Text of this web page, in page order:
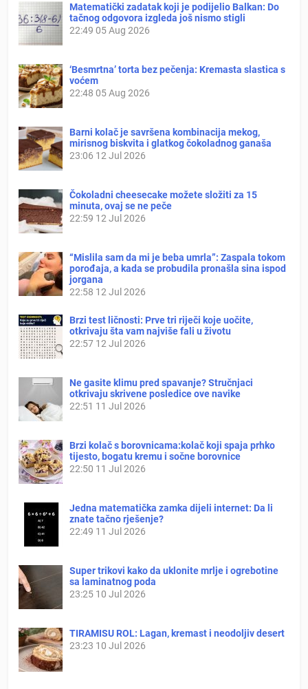
Matematički zadatak koji je podijelio Balkan: Do
tačnog odgovora izgleda još nismo stigli
22:49 05 Aug 2026
‘Besmrtna’ torta bez pečenja: Kremasta slastica s
voćem
22:48 05 Aug 2026
Barni kolač je savršena kombinacija mekog,
mirisnog biskvita i glatkog čokoladnog ganaša
23:06 12 Jul 2026
Čokoladni cheesecake možete složiti za 15
minuta, ovaj se ne peče
22:59 12 Jul 2026
“Mislila sam da mi je beba umrla”: Zaspala tokom
porođaja, a kada se probudila pronašla sina ispod
jorgana
22:58 12 Jul 2026
Brzi test ličnosti: Prve tri riječi koje uočite,
otkrivaju šta vam najviše fali u životu
22:57 12 Jul 2026
Ne gasite klimu pred spavanje? Stručnjaci
otkrivaju skrivene posledice ove navike
22:51 11 Jul 2026
Brzi kolač s borovnicama:kolač koji spaja prhko
tijesto, bogatu kremu i sočne borovnice
22:50 11 Jul 2026
Jedna matematička zamka dijeli internet: Da li
znate tačno rješenje?
22:49 11 Jul 2026
Super trikovi kako da uklonite mrlje i ogrebotine
sa laminatnog poda
23:25 10 Jul 2026
TIRAMISU ROL: Lagan, kremast i neodoljiv desert
23:23 10 Jul 2026